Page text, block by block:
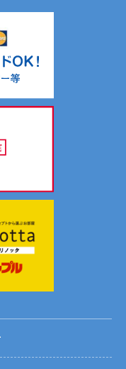
メールアドレス等
提供します。
属性
相手方
より有益な情報提供を
総合的にお客様情報を
物件情報、物件入居状
ジ記載の関連会社の範